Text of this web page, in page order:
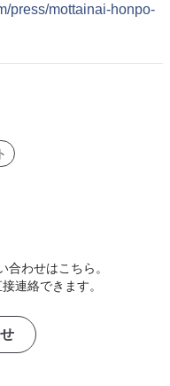
press/mottainai-honpo-
わせはこちら。
連絡できます。